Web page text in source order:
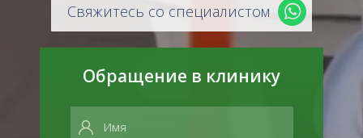
Свяжитесь со специалистом
Обращение в клинику